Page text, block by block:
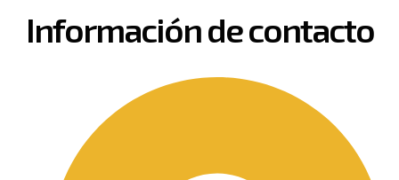
Información de contacto